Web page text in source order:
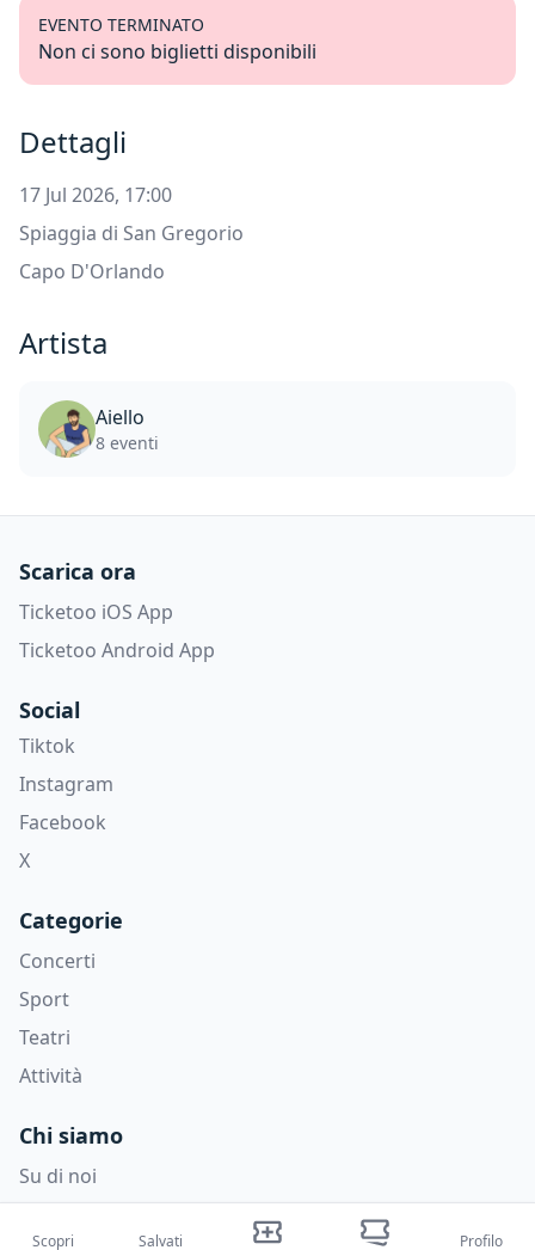
EVENTO TERMINATO
Non ci sono biglietti disponibili
Dettagli
17 Jul 2026, 17:00
Spiaggia di San Gregorio
Capo D'Orlando
Artista
Aiello
8 eventi
Scarica ora
Ticketoo iOS App
Ticketoo Android App
Social
Tiktok
Instagram
Facebook
X
Categorie
Concerti
Sport
Teatri
Attività
Chi siamo
Su di noi
Scopri
Salvati
Profilo